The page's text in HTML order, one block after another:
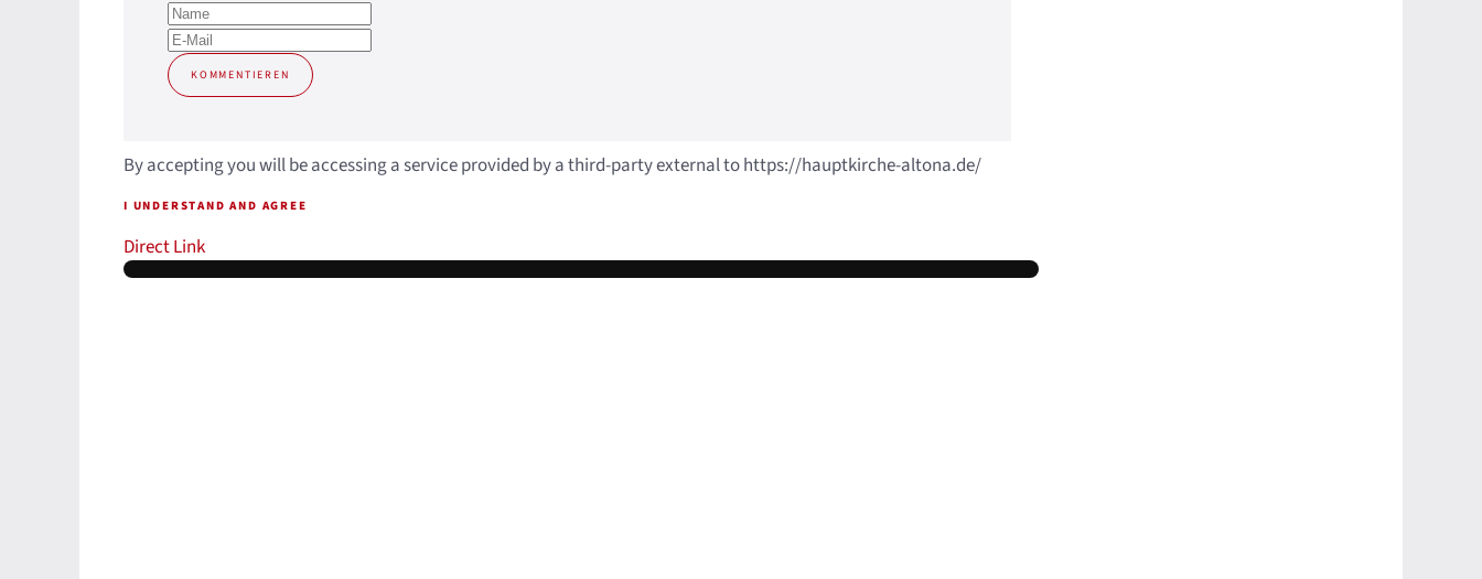
KOMMENTIEREN
By accepting you will be accessing a service provided by a third-party external to https://hauptkirche-altona.de/
I UNDERSTAND AND AGREE
Direct Link